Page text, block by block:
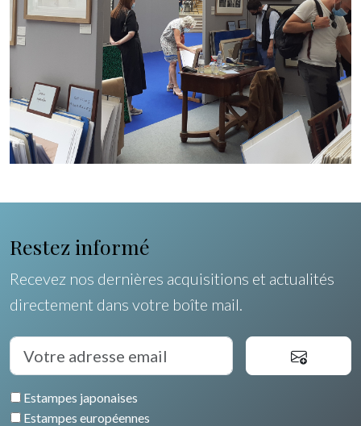
Restez informé
Recevez nos dernières acquisitions et actualités
directement dans votre boîte mail.
Estampes japonaises
Estampes européennes